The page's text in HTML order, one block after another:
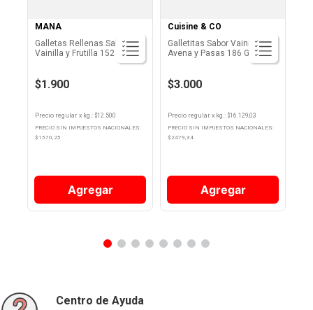
MANA
Galletas Rellenas Sabor
Vainilla y Frutilla 152 Grs
$1.900
Precio regular x kg.: $12.500
PRECIO SIN IMPUESTOS NACIONALES:
$ 1570,25
Agregar
Cuisine & CO
Galletitas Sabor Vainilla con
Avena y Pasas 186 Grs
$3.000
Precio regular x kg.: $16.129,03
PRECIO SIN IMPUESTOS NACIONALES:
$ 2479,34
Agregar
Centro de Ayuda